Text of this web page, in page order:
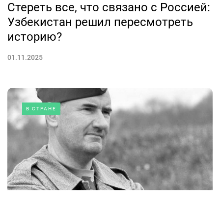
Стереть все, что связано с Россией:
Узбекистан решил пересмотреть
историю?
01.11.2025
В СТРАНЕ